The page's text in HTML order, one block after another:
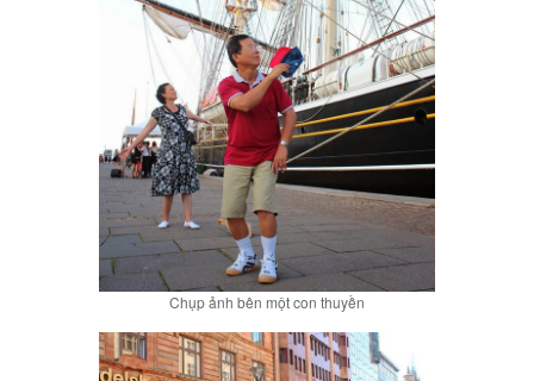
Chụp ảnh bên một con thuyền